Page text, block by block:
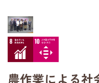
農作業による社